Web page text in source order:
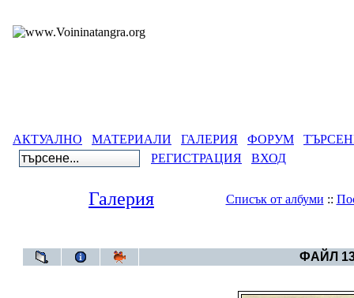
АКТУАЛНО МАТЕРИАЛИ ГАЛЕРИЯ ФОРУМ
РЕГИСТРАЦИЯ
ВХОД
Галерия Списък от албуми ::
ФАЙЛ